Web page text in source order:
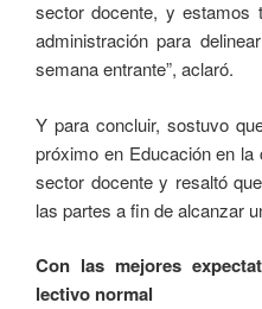
sector docente, y estamos
administración para
semana entrante”, aclaró.
Y para concluir, sostuvo
próximo en Educación en
sector docente y resaltó
las partes a fin de alcanzar
Con las mejores
lectivo normal